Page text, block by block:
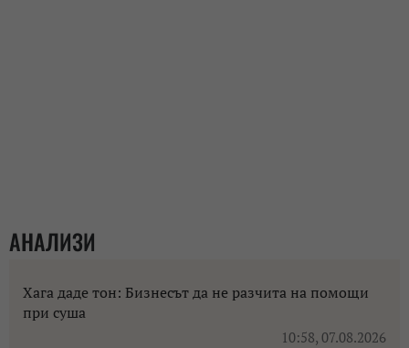
АНАЛИЗИ
Хага даде тон: Бизнесът да не разчита на помощи
при суша
10:58, 07.08.2026